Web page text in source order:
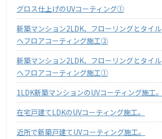
グロス仕上げのUVコーティング①
新築マンション2LDK、フローリングとタイル
へフロアコーティング施工②
新築マンション2LDK、フローリングとタイル
へフロアコーティング施工①
1LDK新築マンションのUVコーティング施工。
在宅戸建てLDKのUVコーティング施工。
近所で新築戸建てUVコーティング施工。